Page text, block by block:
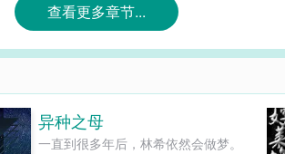
查看更多章节...
异种之母
一直到很多年后，林希依然会做梦。